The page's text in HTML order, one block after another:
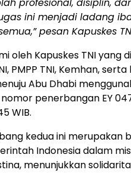
ini menjadi ladang
pesan Kapuskes
oleh Kapuskes TNI yang
PMPP TNI, Kemhan,
Abu Dhabi
penerbangan EY
WIB.
kedua ini merupakan
Indonesia dalam
menunjukkan